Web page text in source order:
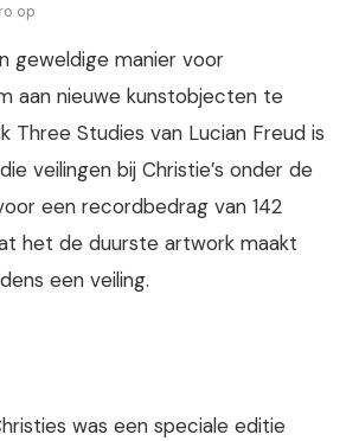
op
geweldige manier voor
aan nieuwe kunstobjecten te
Three Studies van Lucian Freud is
veilingen bij Christie’s onder de
een recordbedrag van 142
het de duurste artwork maakt
een veiling.
was een speciale editie